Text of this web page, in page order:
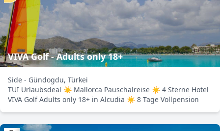
VIVA Golf - Adults only 18+
Side - Gündogdu, Türkei
TUI Urlaubsdeal ☀ Mallorca Pauschalreise ☀ 4 Sterne Hotel
VIVA Golf Adults only 18+ in Alcudia ☀ 8 Tage Vollpension